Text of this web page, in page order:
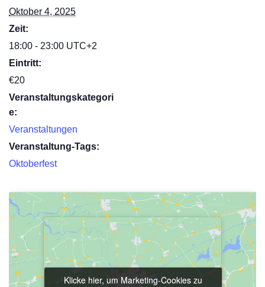
Oktober 4, 2025
Zeit:
18:00 - 23:00 UTC+2
Eintritt:
€20
Veranstaltungskategori
e:
Veranstaltungen
Veranstaltung-Tags:
Oktoberfest
Klicke hier, um Marketing-Cookies zu
Klicke hier, um Marketing-Cookies zu